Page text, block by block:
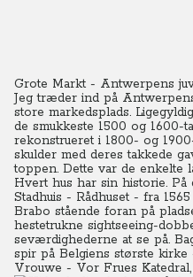
Grote Markt - Antwerpens
Jeg træder ind på
store markedsplads.
de smukkeste 1500 og
rekonstrueret i 1800- og
skulder med deres takkede
toppen. Dette var de enkelte
Hvert hus har sin historie.
Stadhuis - Rådhuset - fra
Brabo stående foran på
hestetrukne sightseeing-
seværdighederne at se på.
spir på Belgiens største
Vrouwe - Vor Frues